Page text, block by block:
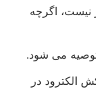
نیست، اگرچه
می شود.
الکترود در